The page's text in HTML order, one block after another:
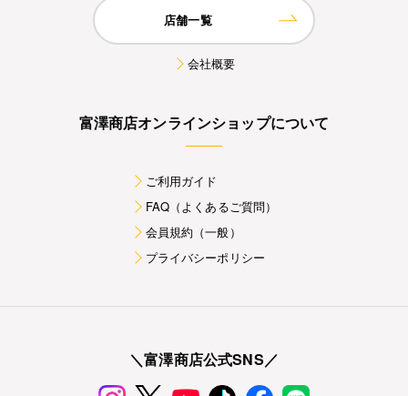
店舗一覧
会社概要
富澤商店オンラインショップについて
ご利用ガイド
FAQ（よくあるご質問）
会員規約（一般）
プライバシーポリシー
＼富澤商店公式SNS／